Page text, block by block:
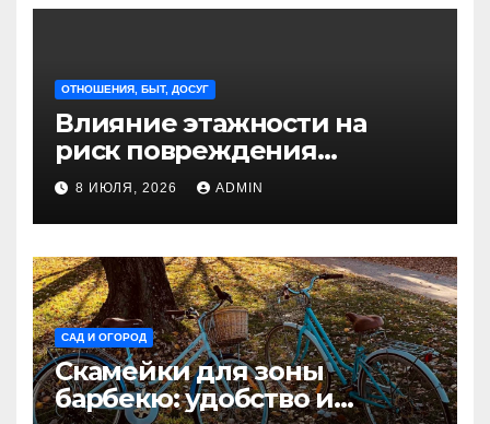
ОТНОШЕНИЯ, БЫТ, ДОСУГ
Влияние этажности на
риск повреждения
недвижимости
8 ИЮЛЯ, 2026 ADMIN
САД И ОГОРОД
Скамейки для зоны
барбекю: удобство и